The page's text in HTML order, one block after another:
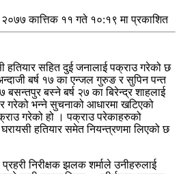
२०७७ कात्तिक ११ गते १०:१९ मा प्रकाशित
हतियार सहित दुई जनालाई पक्राउ गरेको छ
बर्ष १७ का एन्जल गुरुङ र सुपिन पन्त
बसन्तपुर बस्ने बर्ष २७ का बिरेन्द्र शाहलाई
गरेको भन्ने सुचनाको आधारमा खटिएको
गरेको हो । पक्राउ परेकाहरुको
हतियार समेत नियन्त्रणमा लिएको छ
प्रहरी निरीक्षक झलक शर्माले उनीहरुलाई